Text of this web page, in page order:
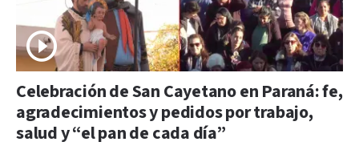
Celebración de San Cayetano en Paraná: fe,
agradecimientos y pedidos por trabajo,
salud y “el pan de cada día”